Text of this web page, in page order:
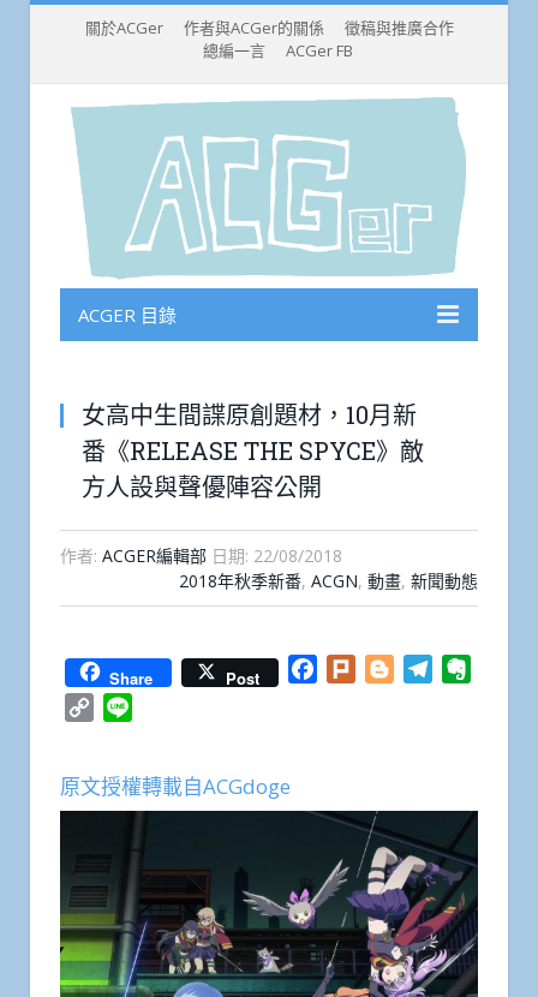
關於ACGer 作者與ACGer的關係
徵稿與推廣合作
總編一言
ACGer FB
ACGER 目錄
女高中生間諜原創題材，10月新
番《RELEASE THE SPYCE》敵
方人設與聲優陣容公開
作者: ACGER編輯部 日期: 22/08/2018
2018年秋季新番, ACGN, 動畫, 新聞動態
Share Post Facebook
Plurk BloggerTelegram
Copy
原文授權轉載自ACGdoge